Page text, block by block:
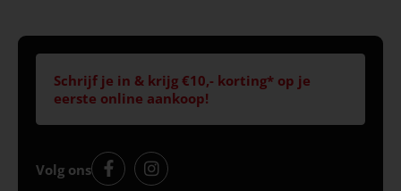
Schrijf je in & krijg €10,- korting* op je
eerste online aankoop!
Volg ons